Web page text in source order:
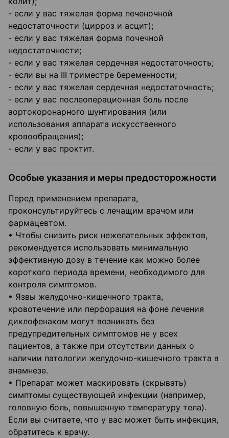
- если у вас тяжелая форма печеночной
недостаточности (цирроз и асцит);
- если у вас тяжелая форма почечной
недостаточности;
- если у вас тяжелая сердечная недостаточность;
- если вы на III триместре беременности;
- если у вас тяжелая сердечная недостаточность;
- если у вас послеоперационная боль после
аортокоронарного шунтирования (или
использования аппарата искусственного
кровообращения);
- если у вас проктит.
Особые указания и меры предосторожности
Перед применением препарата,
проконсультируйтесь с лечащим врачом или
фармацевтом.
• Чтобы снизить риск нежелательных эффектов,
рекомендуется использовать минимальную
эффективную дозу в течение как можно более
короткого периода времени, необходимого для
контроля симптомов.
• Язвы желудочно-кишечного тракта,
кровотечение или перфорация на фоне лечения
диклофенаком могут возникать без
предупредительных симптомов не у всех
пациентов, а также при отсутствии данных о
наличии патологии желудочно-кишечного тракта в
анамнезе.
• Препарат может маскировать (скрывать)
симптомы существующей инфекции (например,
головную боль, повышенную температуру тела).
Если вы считаете, что у вас может быть инфекция,
обратитесь к врачу.